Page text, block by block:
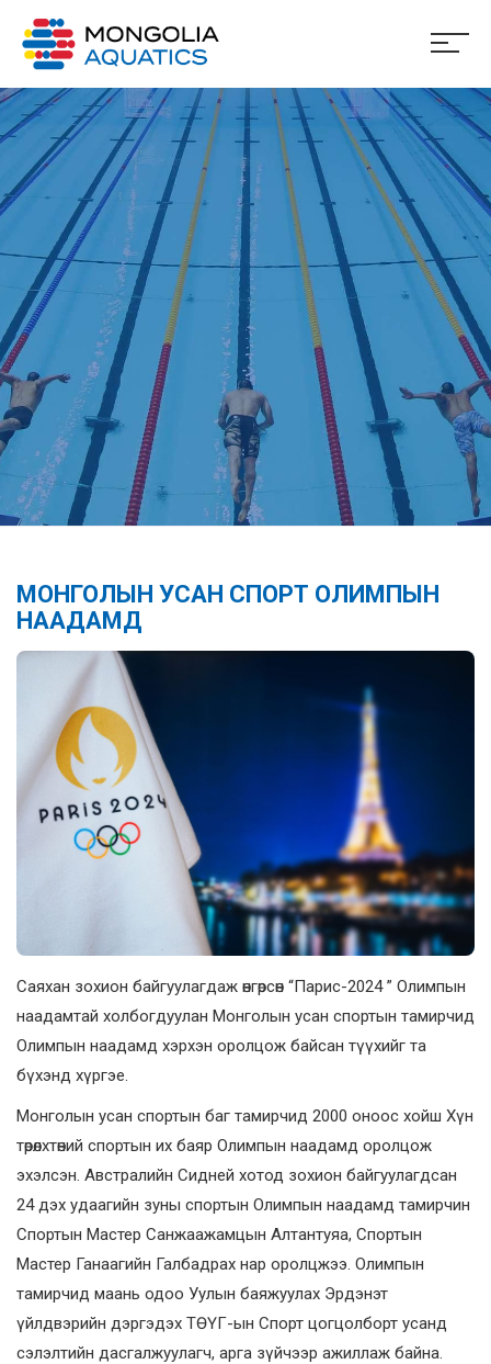
МОНГОЛЫН УСАН СПОРТ ОЛИМПЫН
НААДАМД
Саяхан зохион байгуулагдаж өнгөрсөн “Парис-2024 ” Олимпын
наадамтай холбогдуулан Монголын усан спортын тамирчид
Олимпын наадамд хэрхэн оролцож байсан түүхийг та
бүхэнд хүргэе.
Монголын усан спортын баг тамирчид 2000 оноос хойш Хүн
төрөлхтөний спортын их баяр Олимпын наадамд оролцож
эхэлсэн. Австралийн Сидней хотод зохион байгуулагдсан
24 дэх удаагийн зуны спортын Олимпын наадамд тамирчин
Спортын Мастер Санжаажамцын Алтантуяа, Спортын
Мастер Ганаагийн Галбадрах нар оролцжээ. Олимпын
тамирчид маань одоо Уулын баяжуулах Эрдэнэт
үйлдвэрийн дэргэдэх ТӨҮГ-ын Спорт цогцолборт усанд
сэлэлтийн дасгалжуулагч, арга зүйчээр ажиллаж байна.